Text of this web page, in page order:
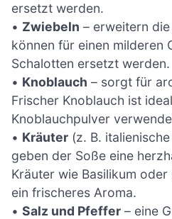
ersetzt werden.
• Zwiebeln – erweitern
können für einen milderen
Schalotten ersetzt werden.
• Knoblauch – sorgt für
Frischer Knoblauch ist
Knoblauchpulver
• Kräuter (z. B.
geben der Soße eine
Kräuter wie Basilikum
ein frischeres Aroma.
• Salz und Pfeffer – eine